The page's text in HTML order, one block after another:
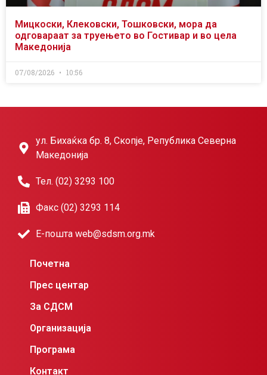
Мицкоски, Клековски, Тошковски, мора да
одговараат за труењето во Гостивар и во цела
Македонија
07/08/2026 10:56
ул. Бихаќка бр. 8, Скопје, Република Северна
Македонија
Тел. (02) 3293 100
Факс (02) 3293 114
Е-пошта web@sdsm.org.mk
Почетна
Прес центар
За СДСМ
Организација
Програма
Контакт